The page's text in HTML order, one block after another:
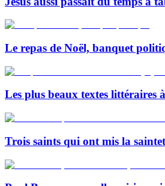
Le repas de Noël, banquet
Les plus beaux textes littéraires
Trois saints qui ont mis la